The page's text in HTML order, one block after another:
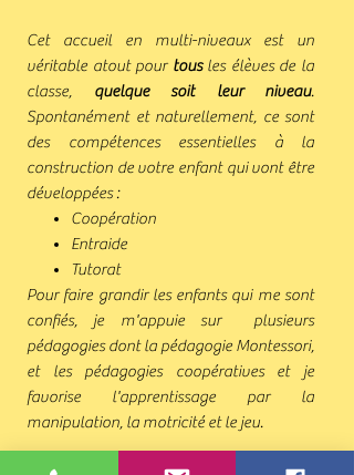
Cet accueil en multi-niveaux est un
véritable atout pour tousles élèves de la
classe, quelque soit leur niveau.
Spontanément et naturellement, ce sont
des compétences essentielles à la
construction de votre enfant qui vont être
développées :
Coopération
Entraide
Tutorat
Pour faire grandir les enfants qui me sont
confiés, je m'appuie sur plusieurs
pédagogies dont la pédagogie Montessori,
et les pédagogies coopératives et je
favorise l'apprentissage par la
manipulation, la motricité et le jeu.